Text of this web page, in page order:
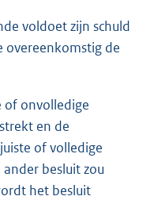
voldoet zijn schuld
overeenkomstig de
of onvolledige
en de
of volledige
besluit zou
het besluit